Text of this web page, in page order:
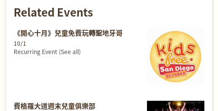
Related Events
《開心十月》兒童免費玩轉聖地牙哥
10/1
Recurring Event (See all)
費格羅大道週末兒童俱樂部